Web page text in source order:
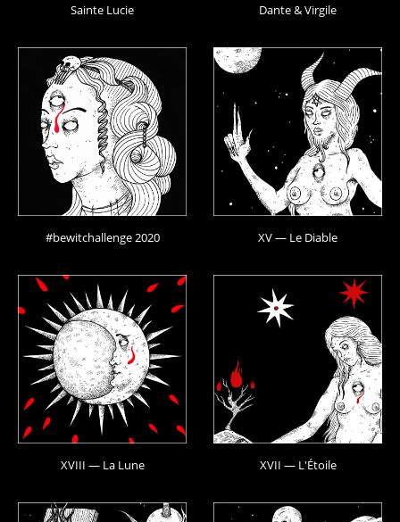
Sainte Lucie Dante & Virgile
#bewitchallenge 2020 XV — Le Diable
XVIII — La Lune XVII — L'Étoile